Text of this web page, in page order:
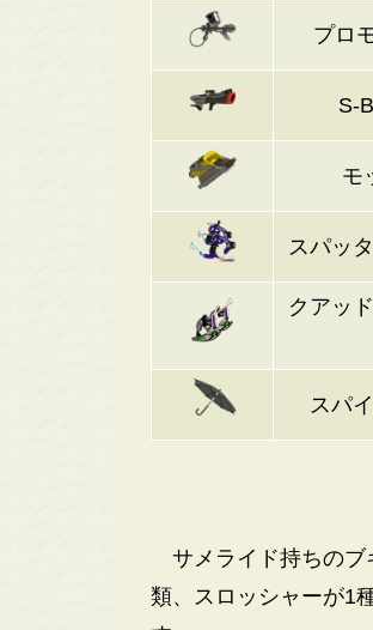
プロ
S-
モ
スパッ
クアッ
スパ
サメライド持ちのブ
類、スロッシャーが1